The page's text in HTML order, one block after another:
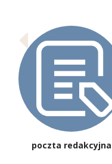
poczta redakcyjna